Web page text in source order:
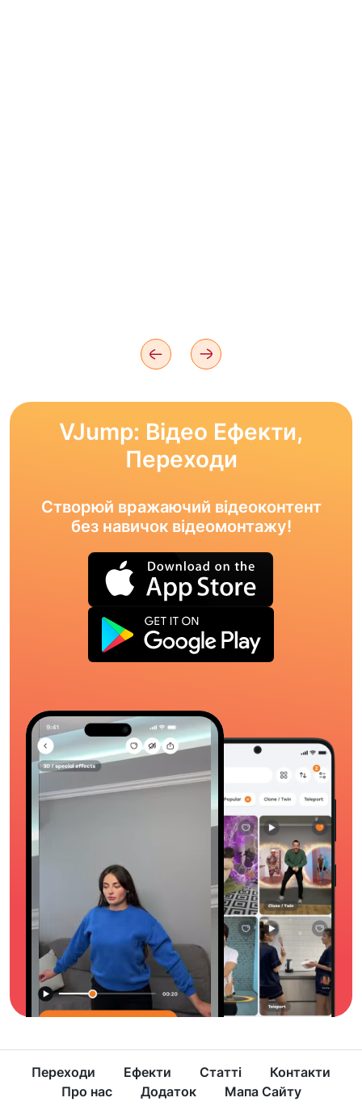
VJump: Відео Ефекти,
Переходи
Створюй вражаючий відеоконтент
без навичок відеомонтажу!
Переходи Ефекти Статті
Контакти
Про нас
Додаток Мапа Сайту